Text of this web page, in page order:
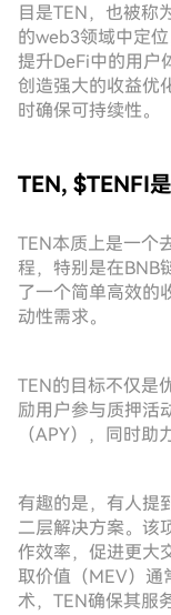
目是TEN，也被称
的web3领域中定
提升DeFi中的用户
创造强大的收益优
时确保可持续性。
TEN, $TENFI
TEN本质上是一个
程，特别是在BNB
了一个简单高效的
动性需求。
TEN的目标不仅是
励用户参与质押活
（APY），同时助
有趣的是，有人提
二层解决方案。该
作效率，促进更大
取价值（MEV）通
术，TEN确保其服